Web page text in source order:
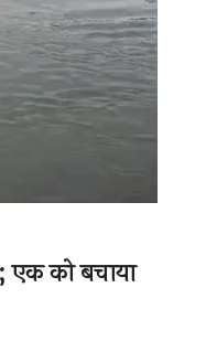
एक को बचाया